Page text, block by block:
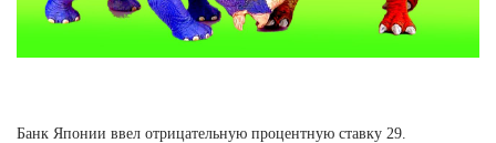
Банк Японии ввел отрицательную процентную ставку 29.